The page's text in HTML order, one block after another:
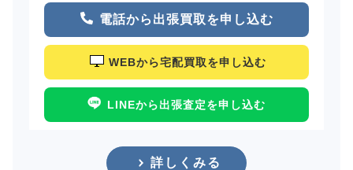
電話から出張買取を申し込む
WEBから宅配買取を申し込む
LINEから出張査定を申し込む
詳しくみる